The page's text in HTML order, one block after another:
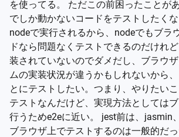
を使ってる。 ただこの前困ったことが
でしか動かないコードをテストしたく
nodeで実行されるから、nodeでもブラ
ドなら問題なくテストできるのだけれ
装されていないのでダメだし、ブラウ
ムの実装状況が違うかもしれないから
とにテストしたい。つまり、やりたい
テストなんだけど、実現方法としては
行うためe2eに近い。 jest前は、jasmin
ブラウザ上でテストするのは一般的だ